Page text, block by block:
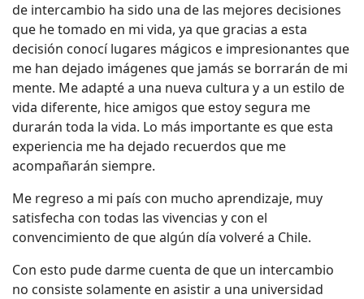
de intercambio ha sido una de las mejores decisiones
que he tomado en mi vida, ya que gracias a esta
decisión conocí lugares mágicos e impresionantes que
me han dejado imágenes que jamás se borrarán de mi
mente. Me adapté a una nueva cultura y a un estilo de
vida diferente, hice amigos que estoy segura me
durarán toda la vida. Lo más importante es que esta
experiencia me ha dejado recuerdos que me
acompañarán siempre.
Me regreso a mi país con mucho aprendizaje, muy
satisfecha con todas las vivencias y con el
convencimiento de que algún día volveré a Chile.
Con esto pude darme cuenta de que un intercambio
no consiste solamente en asistir a una universidad